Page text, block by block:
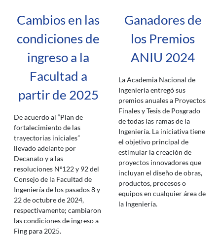
Cambios en las
condiciones de
ingreso a la
Facultad a
partir de 2025
De acuerdo al “Plan de
fortalecimiento de las
trayectorias iniciales”
llevado adelante por
Decanato y a las
resoluciones Nº122 y 92 del
Consejo de la Facultad de
Ingeniería de los pasados 8 y
22 de octubre de 2024,
respectivamente; cambiaron
las condiciones de ingreso a
Fing para 2025.
Ganadores de
los Premios
ANIU 2024
La Academia Nacional de
Ingeniería entregó sus
premios anuales a Proyectos
Finales y Tesis de Posgrado
de todas las ramas de la
Ingeniería. La iniciativa tiene
el objetivo principal de
estimular la creación de
proyectos innovadores que
incluyan el diseño de obras,
productos, procesos o
equipos en cualquier área de
la Ingeniería.